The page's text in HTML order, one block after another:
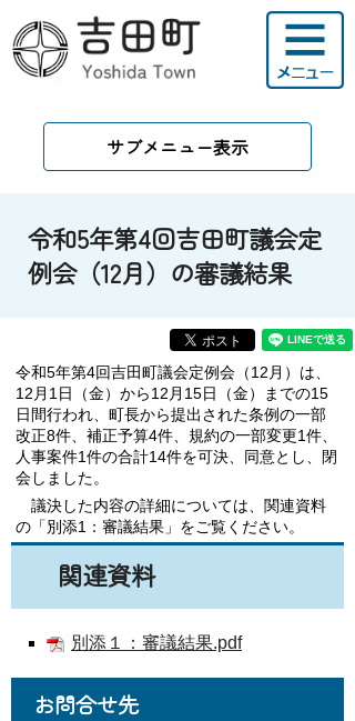
サブメニュー表示
令和5年第4回吉田町議会定
例会（12月）の審議結果
令和5年第4回吉田町議会定例会（12 月）は、
12月1日（金）から12月15日（金）までの15
日間行われ、町長から提出された条例の一部
改正8件、補正予算4件、規約の一部変更1件、
人事案件1件の合計14件を可決、同意とし、閉
会しました。
議決した内容の詳細については、関連資料
の「別添1：審議結果」をご覧ください。
関連資料
別添１：審議結果.pdf
お問合せ先